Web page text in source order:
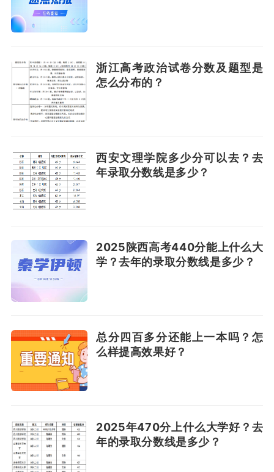
浙江高考政治试卷分数及题型是
怎么分布的？
西安文理学院多少分可以去？去
年录取分数线是多少？
2025陕西高考440分能上什么大
学？去年的录取分数线是多少？
总分四百多分还能上一本吗？怎
么样提高效果好？
2025年470分上什么大学好？去
年的录取分数线是多少？